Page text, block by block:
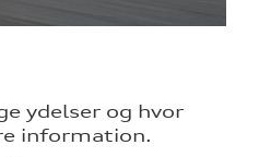
ydelser og hvor
information.